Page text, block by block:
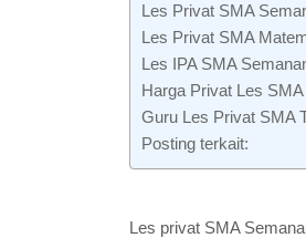
Les Privat SMA
Les Privat SMA
Les IPA SMA
Harga Privat Les
Guru Les Privat SMA
Posting terkait:
Les privat SMA